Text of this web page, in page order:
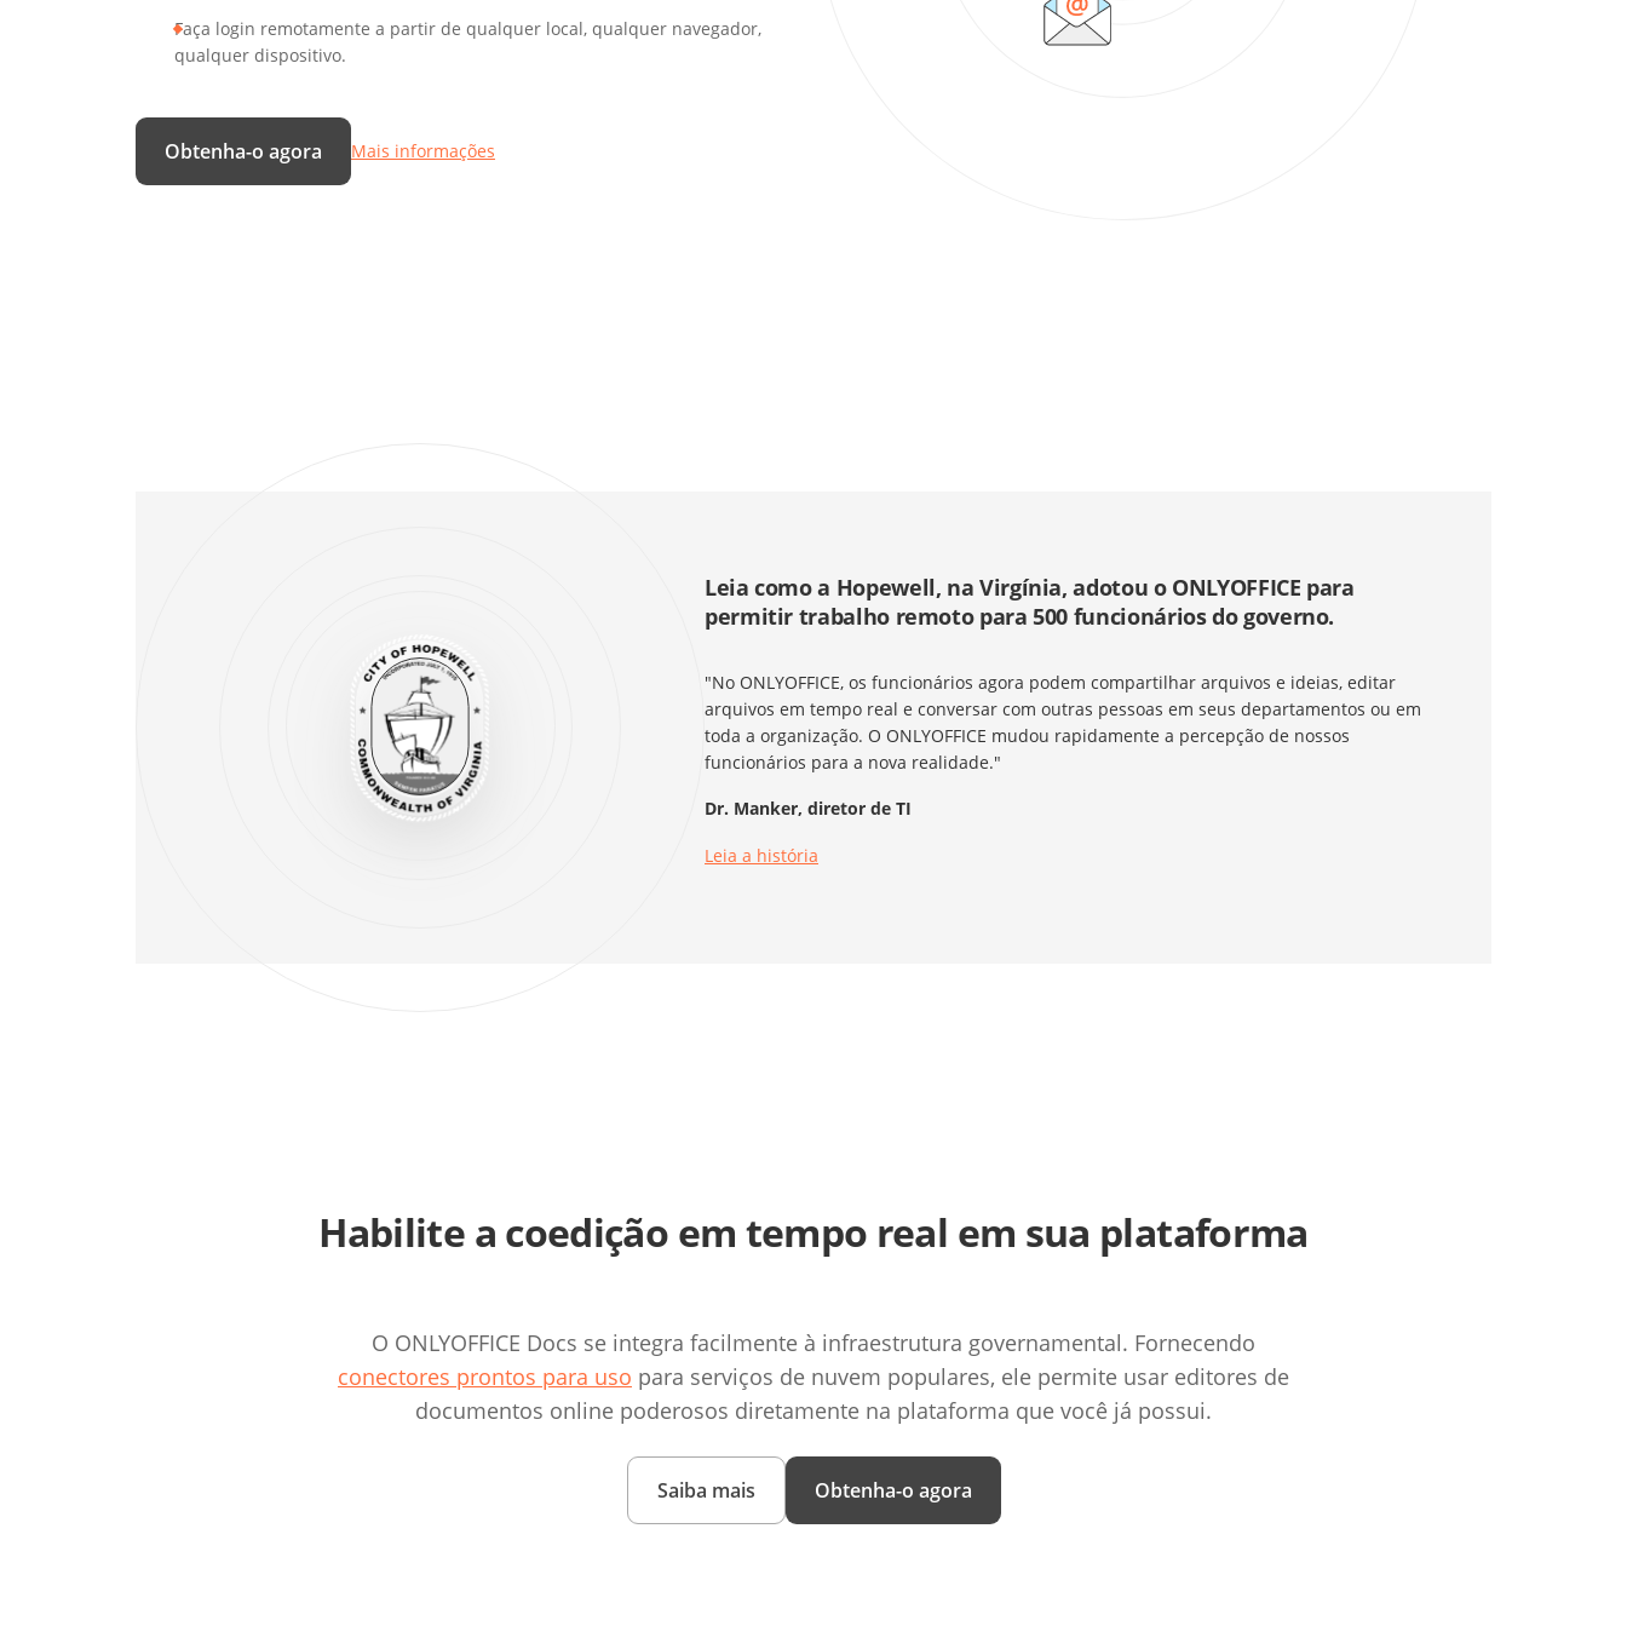
Faça login remotamente a partir de qualquer local, qualquer navegador,
qualquer dispositivo.
Obtenha-o agora Mais informações
Leia como a Hopewell, na Virgínia, adotou o ONLYOFFICE para
permitir trabalho remoto para 500 funcionários do governo.
"No ONLYOFFICE, os funcionários agora podem compartilhar arquivos e ideias, editar
arquivos em tempo real e conversar com outras pessoas em seus departamentos ou em
toda a organização. O ONLYOFFICE mudou rapidamente a percepção de nossos
funcionários para a nova realidade."
Dr. Manker, diretor de TI
Leia a história
Habilite a coedição em tempo real em sua plataforma
O ONLYOFFICE Docs se integra facilmente à infraestrutura governamental. Fornecendo
conectores prontos para uso para serviços de nuvem populares, ele permite usar editores de
documentos online poderosos diretamente na plataforma que você já possui.
Saiba mais Obtenha-o agora